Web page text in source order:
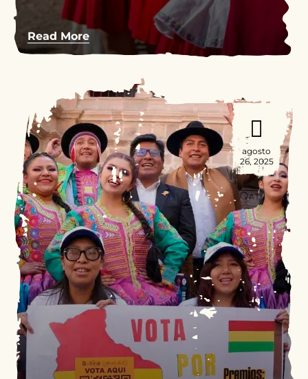
Read More
agosto
26, 2025